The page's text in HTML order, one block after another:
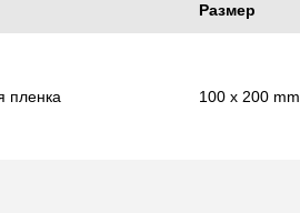
Размер
пленка 100 x 200 mm